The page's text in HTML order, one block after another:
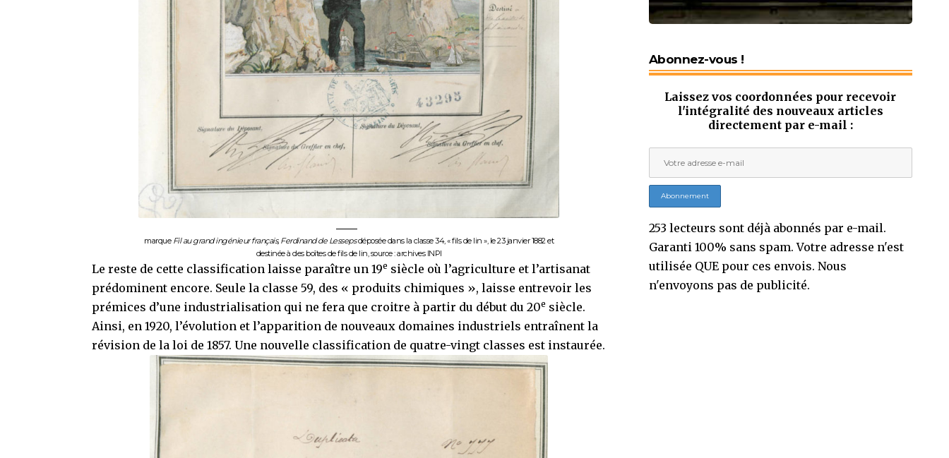
marque Fil au grand ingénieur français, Ferdinand de Lessepsdéposée dans la classe 34, « fils de lin », le 23 janvier 1882 et
destinée à des boîtes de fils de lin, source : archives INPI
Le reste de cette classification laisse paraître un 19e siècle où l’agriculture et l’artisanat
prédominent encore. Seule la classe 59, des « produits chimiques », laisse entrevoir les
prémices d’une industrialisation qui ne fera que croitre à partir du début du 20e siècle.
Ainsi, en 1920, l’évolution et l’apparition de nouveaux domaines industriels entraînent la
révision de la loi de 1857. Une nouvelle classification de quatre-vingt classes est instaurée.
Abonnez-vous !
Laissez vos coordonnées pour recevoir
l'intégralité des nouveaux articles
directement par e-mail :
253 lecteurs sont déjà abonnés par e-mail.
Garanti 100% sans spam. Votre adresse n'est
utilisée QUE pour ces envois. Nous
n'envoyons pas de publicité.